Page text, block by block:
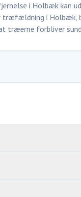
i Holbæk kan
i Holbæk,
træerne forbliver